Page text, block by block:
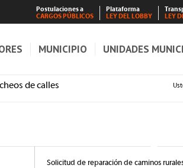
Postulaciones a
CARGOS PÚBLICOS
Plataforma
LEY DEL LOBBY
LEY
MUNICIPIO UNIDADES
de calles
Solicitud de reparación de caminos